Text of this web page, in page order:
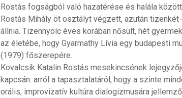
Rostás fogságból való hazatérése és halála
Rostás Mihály öt osztályt végzett, azután
állnia. Tizennyolc éves korában nősült, hét
az életébe, hogy Gyarmathy Lívia egy budapesti
(1979) főszerepére.
Kovalcsik Katalin Rostás mesekincsének
kapcsán: arról a tapasztalatáról, hogy a szinte
orális, improvizatív kultúra dialogizmusára